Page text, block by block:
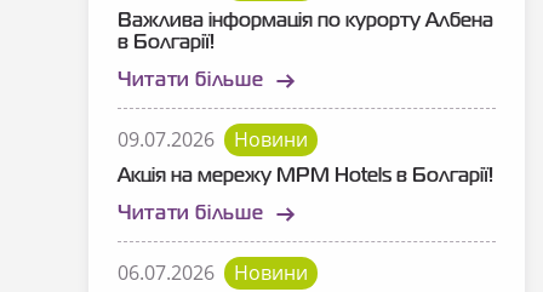
Важлива інформація по курорту Албена
в Болгарії!
Читати більше
09.07.2026 Новини
Акція на мережу MPM Hotels в Болгарії!
Читати більше
06.07.2026 Новини